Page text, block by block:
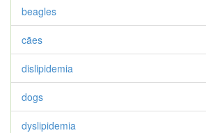
beagles
cães
dislipidemia
dogs
dyslipidemia